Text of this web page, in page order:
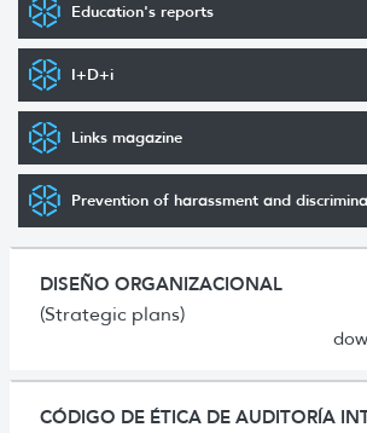
Education's reports
I+D+i
Links magazine
Prevention of harassment and
DISEÑO ORGANIZACIONAL
(Strategic plans)
CÓDIGO DE ÉTICA DE AUDITORÍA